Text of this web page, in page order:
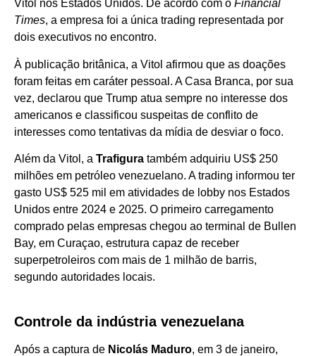
Vitol nos Estados Unidos. De acordo com o Financial
Times, a empresa foi a única trading representada por
dois executivos no encontro.
À publicação britânica, a Vitol afirmou que as doações
foram feitas em caráter pessoal. A Casa Branca, por sua
vez, declarou que Trump atua sempre no interesse dos
americanos e classificou suspeitas de conflito de
interesses como tentativas da mídia de desviar o foco.
Além da Vitol, a Trafigura também adquiriu US$ 250
milhões em petróleo venezuelano. A trading informou ter
gasto US$ 525 mil em atividades de lobby nos Estados
Unidos entre 2024 e 2025. O primeiro carregamento
comprado pelas empresas chegou ao terminal de Bullen
Bay, em Curaçao, estrutura capaz de receber
superpetroleiros com mais de 1 milhão de barris,
segundo autoridades locais.
Controle da indústria venezuelana
Após a captura de Nicolás Maduro, em 3 de janeiro,